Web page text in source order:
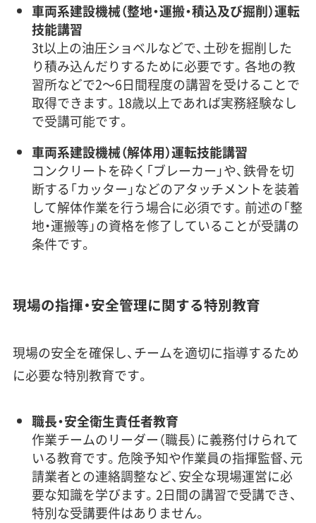
車両系建設機械（整地・運搬・積込及び掘削）運転
技能講習
3t以上の油圧ショベルなどで、土砂を掘削した
り積み込んだりするために必要です。各地の教
習所などで2〜6日間程度の講習を受けることで
取得できます。18歳以上であれば実務経験なし
で受講可能です。
車両系建設機械（解体用）運転技能講習
コンクリートを砕く「ブレーカー」や、鉄骨を切
断する「カッター」などのアタッチメントを装着
して解体作業を行う場合に必須です。前述の「整
地・運搬等」の資格を修了していることが受講の
条件です。
現場の指揮・安全管理に関する特別教育
現場の安全を確保し、チームを適切に指導するため
に必要な特別教育です。
職長・安全衛生責任者教育
作業チームのリーダー（職長）に義務付けられて
いる教育です。危険予知や作業員の指揮監督、元
請業者との連絡調整など、安全な現場運営に必
要な知識を学びます。2日間の講習で受講でき、
特別な受講要件はありません。